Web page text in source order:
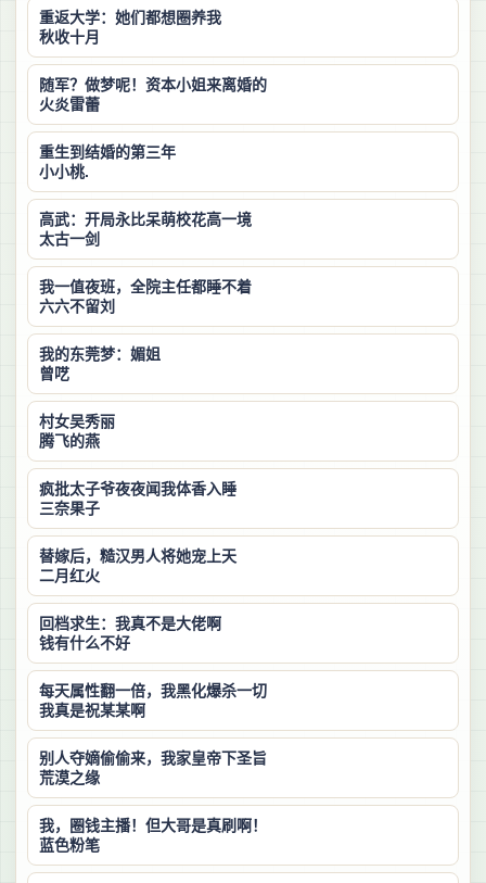
重返大学：她们都想圈养我
秋收十月
随军？做梦呢！资本小姐来离婚的
火炎雷蕾
重生到结婚的第三年
小小桃.
高武：开局永比呆萌校花高一境
太古一剑
我一值夜班，全院主任都睡不着
六六不留刘
我的东莞梦：媚姐
曾呓
村女吴秀丽
腾飞的燕
疯批太子爷夜夜闻我体香入睡
三奈果子
替嫁后，糙汉男人将她宠上天
二月红火
回档求生：我真不是大佬啊
钱有什么不好
每天属性翻一倍，我黑化爆杀一切
我真是祝某某啊
别人夺嫡偷偷来，我家皇帝下圣旨
荒漠之缘
我，圈钱主播！但大哥是真刷啊！
蓝色粉笔